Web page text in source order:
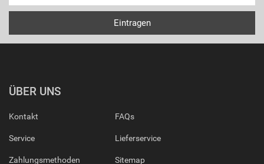
ÜBER UNS
Kontakt
Service
Zahlungsmethoden
FAQs
Lieferservice
Sitemap